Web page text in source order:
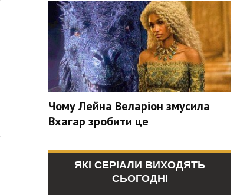
Чому Лейна Веларіон змусила
Вхагар зробити це
ЯКІ СЕРІАЛИ ВИХОДЯТЬ
СЬОГОДНІ